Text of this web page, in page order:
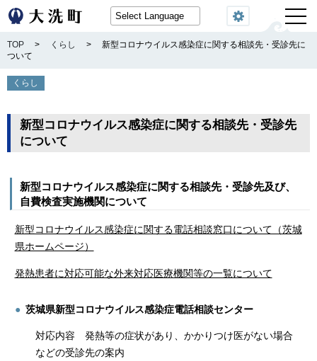
閲覧機能
TOP > くらし >
新型コロナウイルス感染症に関する相談先・受診先に
ついて
くらし
新型コロナウイルス感染症に関する相談先・受診先
について
新型コロナウイルス感染症に関する相談先・受診先及び、
自費検査実施機関について
新型コロナウイルス感染症に関する電話相談窓口について（茨城
県ホームページ）
発熱患者に対応可能な外来対応医療機関等の一覧について
茨城県新型コロナウイルス感染症電話相談センター
対応内容 発熱等の症状があり、かかりつけ医がない場合
などの受診先の案内